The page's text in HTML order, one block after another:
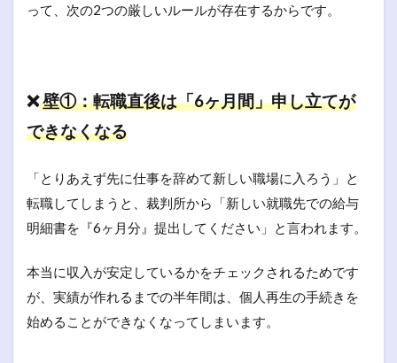
って、次の2つの厳しいルールが存在するからです。
❌壁①：転職直後は「6ヶ月間」申し立てが
できなくなる
「とりあえず先に仕事を辞めて新しい職場に入ろう」と
転職してしまうと、裁判所から「新しい就職先での給与
明細書を『6ヶ月分』提出してください」と言われます。
本当に収入が安定しているかをチェックされるためです
が、実績が作れるまでの半年間は、個人再生の手続きを
始めることができなくなってしまいます。